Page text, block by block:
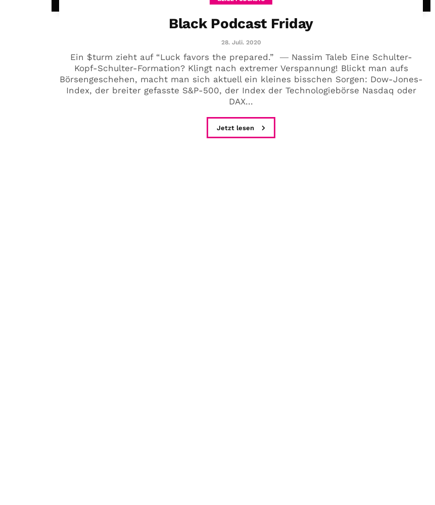
Black Podcast Friday
28. Juli. 2020
Ein $turm zieht auf “Luck favors the prepared.” ― Nassim Taleb Eine Schulter-
Kopf-Schulter-Formation? Klingt nach extremer Verspannung! Blickt man aufs
Börsengeschehen, macht man sich aktuell ein kleines bisschen Sorgen: Dow-Jones-
Index, der breiter gefasste S&P-500, der Index der Technologiebörse Nasdaq oder
DAX...
Jetzt lesen